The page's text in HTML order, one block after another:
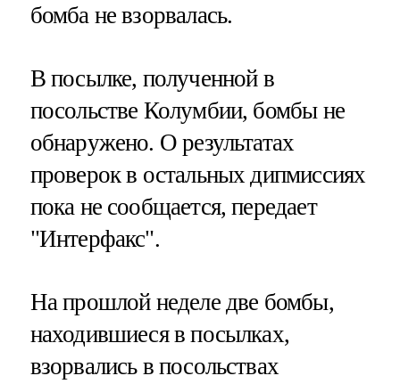
бомба не взорвалась.
В посылке, полученной в
посольстве Колумбии, бомбы не
обнаружено. О результатах
проверок в остальных дипмиссиях
пока не сообщается, передает
"Интерфакс".
На прошлой неделе две бомбы,
находившиеся в посылках,
взорвались в посольствах